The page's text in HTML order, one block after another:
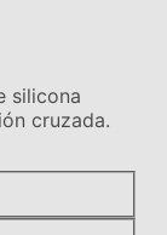
silicona
cruzada.